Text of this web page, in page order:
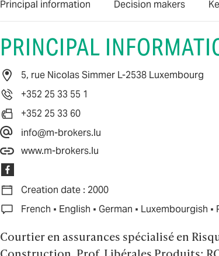
Principal information Decision makers
PRINCIPAL
5, rue Nicolas Simmer L-2538 Luxembourg
+352 25 33 55 1
+352 25 33 60
info@m-brokers.lu
www.m-brokers.lu
Creation date : 2000
French · English · German · Luxembourgish ·
Courtier en assurances spécialisé en
Construction, Prof. Libérales Produits: